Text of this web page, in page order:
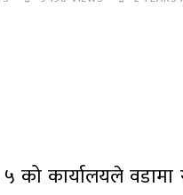
कार्यालयले